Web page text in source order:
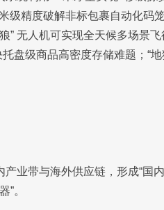
级精度破解非标包裹自动化码
” 无人机可实现全天候多场景
盘级商品高密度存储难题；“
产业带与海外供应链，形成“国
”。